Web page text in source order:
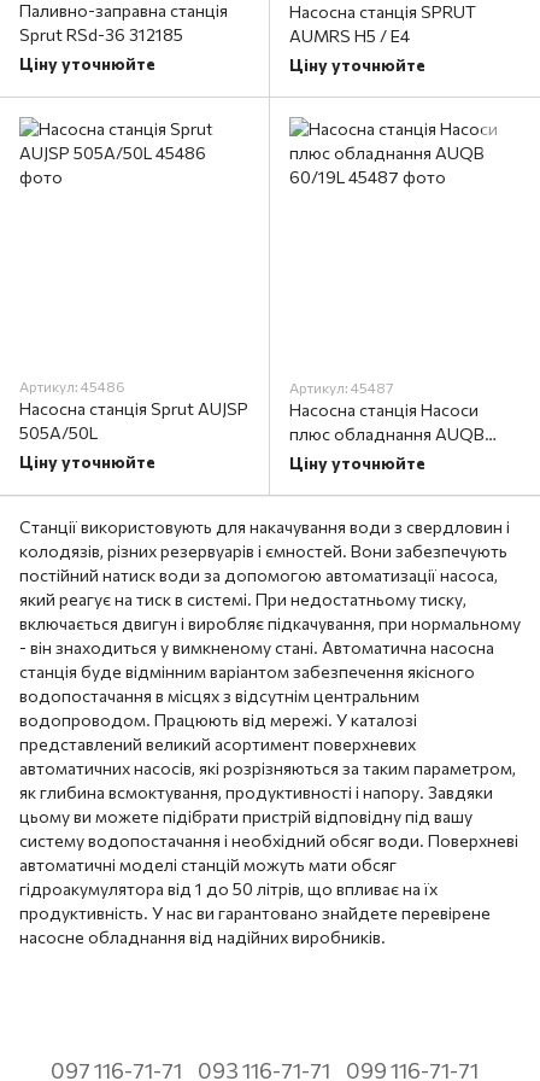
Паливно-заправна станція
Sprut RSd-36 312185
Ціну уточнюйте
Насосна станція SPRUT
AUMRS H5 / E4
Ціну уточнюйте
Артикул: 45486
Насосна станція Sprut AUJSP
505A/50L
Ціну уточнюйте
Артикул: 45487
Насосна станція Насоси
плюс обладнання AUQB
60/19L
Ціну уточнюйте
Станції використовують для накачування води з свердловин і
колодязів, різних резервуарів і ємностей. Вони забезпечують
постійний натиск води за допомогою автоматизації насоса,
який реагує на тиск в системі. При недостатньому тиску,
включається двигун і виробляє підкачування, при нормальному
- він знаходиться у вимкненому стані. Автоматична насосна
станція буде відмінним варіантом забезпечення якісного
водопостачання в місцях з відсутнім центральним
водопроводом. Працюють від мережі. У каталозі
представлений великий асортимент поверхневих
автоматичних насосів, які розрізняються за таким параметром,
як глибина всмоктування, продуктивності і напору. Завдяки
цьому ви можете підібрати пристрій відповідну під вашу
систему водопостачання і необхідний обсяг води. Поверхневі
автоматичні моделі станцій можуть мати обсяг
гідроакумулятора від 1 до 50 літрів, що впливає на їх
продуктивність. У нас ви гарантовано знайдете перевірене
насосне обладнання від надійних виробників.
097 116-71-71 093 116-71-71 099 116-71-71